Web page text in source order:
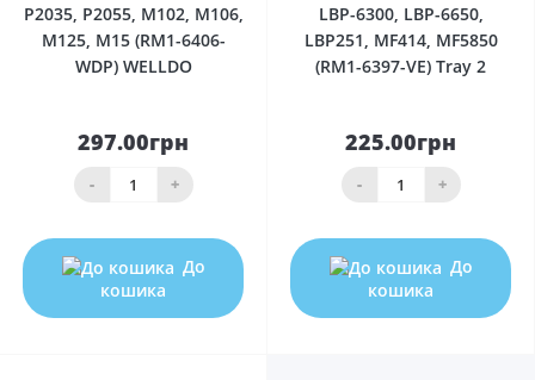
P2035, P2055, M102, M106,
M125, M15 (RM1-6406-
WDP) WELLDO
297.00грн
- +
До
кошика
LBP-6300, LBP-6650,
LBP251, MF414, MF5850
(RM1-6397-VE) Tray 2
225.00грн
- +
До
кошика